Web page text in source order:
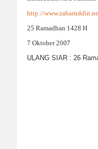
http://
25 Ramadhan 1428 H
7 Oktober 2007
ULANG SIAR : 26